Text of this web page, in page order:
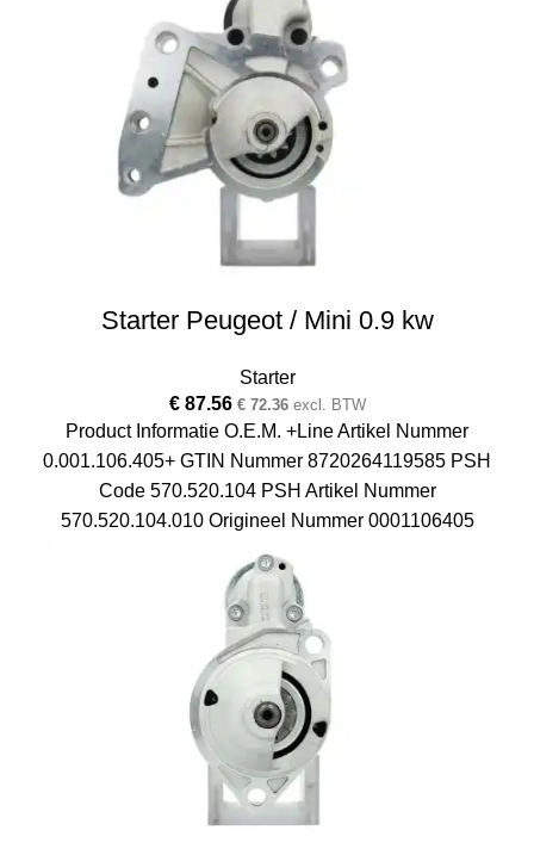
Starter Peugeot / Mini 0.9 kw
Starter
€87.56 €72.36excl. BTW
Product Informatie O.E.M. +Line Artikel Nummer
0.001.106.405+ GTIN Nummer 8720264119585 PSH
Code 570.520.104 PSH Artikel Nummer
570.520.104.010 Origineel Nummer 0001106405